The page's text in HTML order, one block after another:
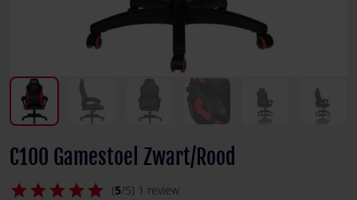
C100 Gamestoel Zwart/Rood
star
star
star
star
star (5/5) 1 review